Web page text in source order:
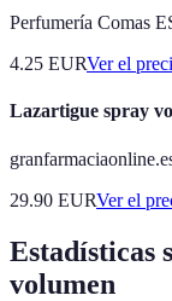
Perfumería Comas
4.25 EURVer el
Lazartigue spray
29.90 EURVer el
Estadísticas
volumen